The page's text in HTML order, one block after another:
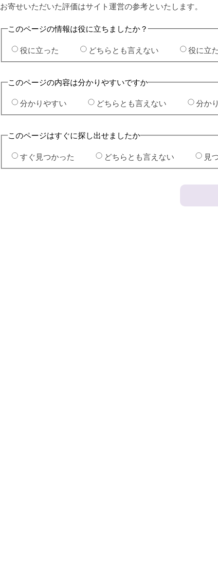
お寄せいただいた評価はサイト運営の参考といたします。
このページの情報は役に立ちましたか？
役に立った
どちらとも言えない 役に立
このページの内容は分かりやすいですか
分かりやすい
どちらとも言えない 分か
このページはすぐに探し出せましたか
すぐ見つかった
どちらとも言えない 見